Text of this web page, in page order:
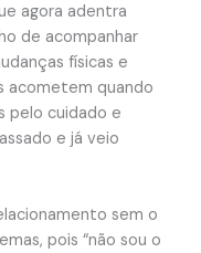
agora adentra
de acompanhar
físicas e
acometem quando
pelo cuidado e
e já veio
sem o
pois “não sou o